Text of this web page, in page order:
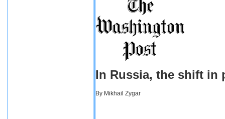
In Russia, the shift in
By Mikhail Zygar